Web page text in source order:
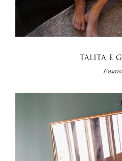
TALITA E